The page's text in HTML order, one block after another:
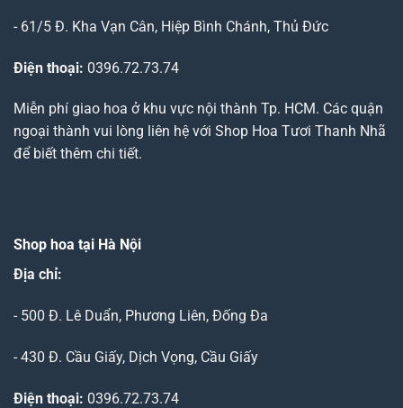
- 61/5 Đ. Kha Vạn Cân, Hiệp Bình Chánh, Thủ Đức
Điện thoại: 0396.72.73.74
Miễn phí giao hoa ở khu vực nội thành Tp. HCM. Các quận
ngoại thành vui lòng liên hệ với Shop Hoa Tươi Thanh Nhã
để biết thêm chi tiết.
Shop hoa tại Hà Nội
Địa chỉ:
- 500 Đ. Lê Duẩn, Phương Liên, Đống Đa
- 430 Đ. Cầu Giấy, Dịch Vọng, Cầu Giấy
Điện thoại: 0396.72.73.74